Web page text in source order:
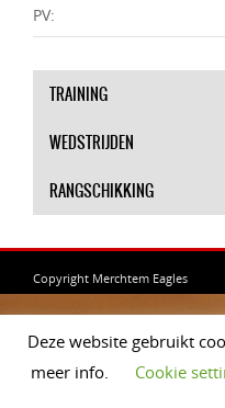
PV:
TRAINING
WEDSTRIJDEN
RANGSCHIKKING
Copyright Merchtem Eagles
Deze website gebruikt
meer info.
Cookie